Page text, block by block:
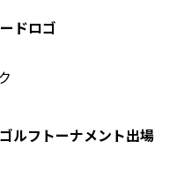
ドロゴ
ルフトーナメント出場